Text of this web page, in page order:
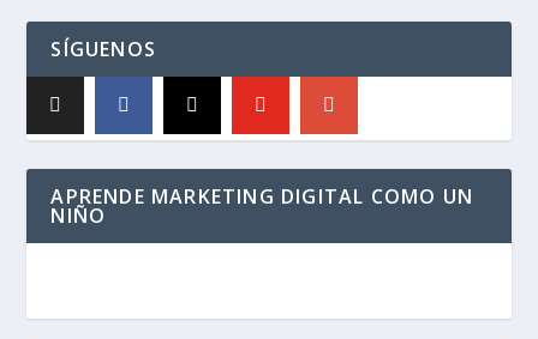
SÍGUENOS
APRENDE MARKETING DIGITAL COMO UN
NIÑO